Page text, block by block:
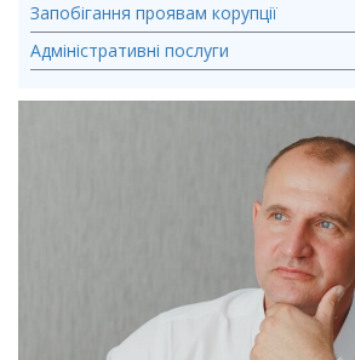
Запобігання проявам корупції
Адміністративні послуги